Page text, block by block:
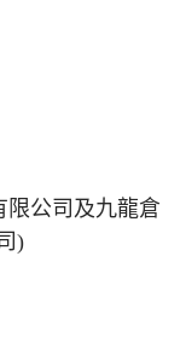
限公司及九龍倉
)